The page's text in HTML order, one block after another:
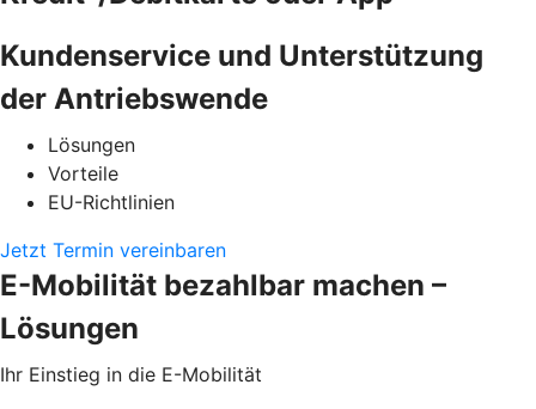
Kundenservice und Unterstützung
der Antriebswende
Lösungen
Vorteile
EU-Richtlinien
Jetzt Termin vereinbaren
E-Mobilität bezahlbar machen –
Lösungen
Ihr Einstieg in die E-Mobilität